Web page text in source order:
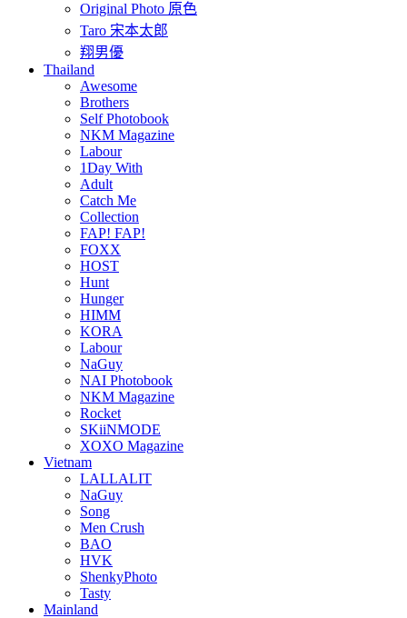
Original Photo 原色
Taro 宋本太郎
翔男優
Thailand
Awesome
Brothers
Self Photobook
NKM Magazine
Labour
1Day With
Adult
Catch Me
Collection
FAP! FAP!
FOXX
HOST
Hunt
Hunger
HIMM
KORA
Labour
NaGuy
NAI Photobook
NKM Magazine
Rocket
SKiiNMODE
XOXO Magazine
Vietnam
LALLALIT
NaGuy
Song
Men Crush
BAO
HVK
ShenkyPhoto
Tasty
Mainland